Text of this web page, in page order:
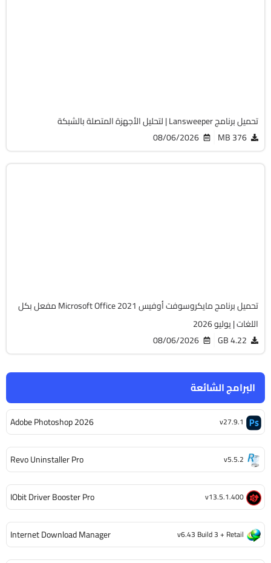
البرامج الشائعة
Adobe Photoshop 2026 v27.9.1
Revo Uninstaller Pro v5.5.2
IObit Driver Booster Pro v13.5.1.400
Internet Download Manager v6.43 Build 3 + Retail
تحميل برنامج Lansweeper | لتحليل الأجهزة المتصلة بالشبكة
376 MB
08/06/2026
تحميل برنامج مايكروسوفت أوفيس Microsoft Office 2021 مفعل بكل
اللغات | يوليو 2026
4.22 GB
08/06/2026